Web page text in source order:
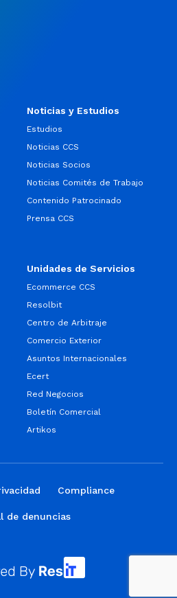
Noticias y Estudios
Estudios
Noticias CCS
Noticias Socios
Noticias Comités de Trabajo
Contenido Patrocinado
Prensa CCS
Unidades de Servicios
Ecommerce CCS
Resolbit
Centro de Arbitraje
Comercio Exterior
Asuntos Internacionales
Ecert
Red Negocios
Boletín Comercial
Artikos
Compliance
de denuncias